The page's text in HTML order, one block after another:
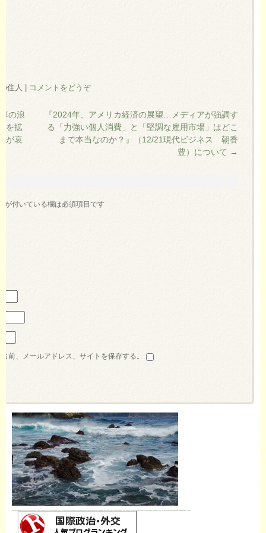
住人 コメントをどうぞ
の浪
を拡
が哀
『2024年、アメリカ経済の展望…メディアが強調す
る「力強い個人消費」と「堅調な雇用市場」はどこ
まで本当なのか？』（12/21現代ビジネス 朝香
豊）について →
が付いている欄は必須項目です
前、メールアドレス、サイトを保存する。